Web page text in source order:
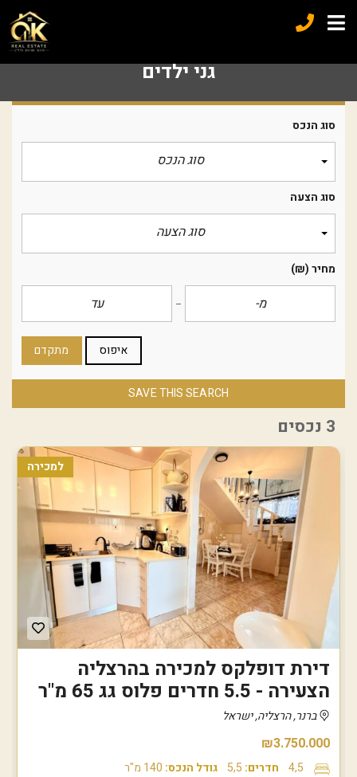
גני ילדים
סוג הנכס
סוג הנכס
סוג הצעה
סוג הצעה
מחיר(₪)
איפוס מתקדם
SAVE THIS SEARCH
3 נכסים
למכירה
דירת דופלקס למכירה בהרצליה
הצעירה - 5.5 חדרים פלוס גג 65 מ"ר
ברנר, הרצליה, ישראל
₪3.750.000
4,5 חדרים: 5,5 גודל הנכס: 140 מ"ר